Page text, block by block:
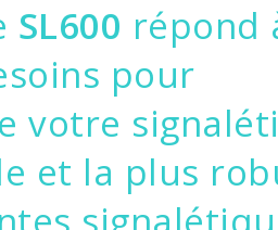
SL600 répond
pour
votre
et la plus